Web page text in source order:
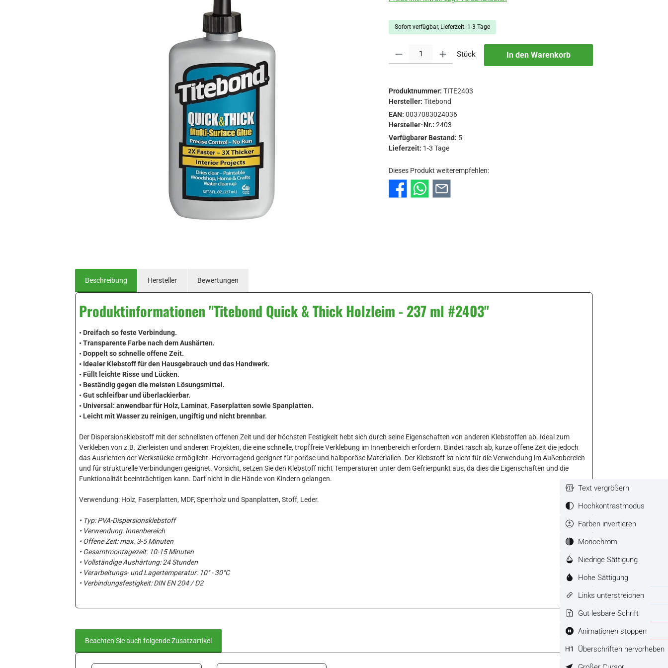
Sofort verfügbar, Lieferzeit: 1-3 Tage
Produkt Anzahl: Gib den gewünschten Wert ein oder benutze die Schaltflächen um die
Stück In den Warenkorb
Produktnummer:TITE2403
Hersteller:Titebond
EAN:0037083024036
Hersteller-Nr.:2403
Verfügbarer Bestand: 5
Lieferzeit: 1-3 Tage
Dieses Produkt weiterempfehlen:
Beschreibung Hersteller Bewertungen
Produktinformationen "Titebond Quick & Thick Holzleim - 237 ml #2403"
• Dreifach so feste Verbindung.
• Transparente Farbe nach dem Aushärten.
• Doppelt so schnelle offene Zeit.
• Idealer Klebstoff für den Hausgebrauch und das Handwerk.
• Füllt leichte Risse und Lücken.
• Beständig gegen die meisten Lösungsmittel.
• Gut schleifbar und überlackierbar.
• Universal: anwendbar für Holz, Laminat, Faserplatten sowie Spanplatten.
• Leicht mit Wasser zu reinigen, ungiftig und nicht brennbar.
Der Dispersionsklebstoff mit der schnellsten offenen Zeit und der höchsten Festigkeit hebt sich durch seine Eigenschaften von anderen Klebstoffen ab. Ideal zum
Verkleben von z.B. Zierleisten und anderen Projekten, die eine schnelle, tropffreie Verklebung im Innenbereich erfordern. Bindet rasch ab, kurze offene Zeit die jedoch
das Ausrichten der Werkstücke ermöglicht. Hervorragend geeignet für poröse und halbporöse Materialien. Der Klebstoff ist nicht für die Verwendung im Außenbereich
und für strukturelle Verbindungen geeignet. Vorsicht, setzen Sie den Klebstoff nicht Temperaturen unter dem Gefrierpunkt aus, da dies die Eigenschaften und die
Funktionalität beeinträchtigen kann. Darf nicht in die Hände von Kindern gelangen.
Verwendung: Holz, Faserplatten, MDF, Sperrholz und Spanplatten, Stoff, Leder.
• Typ: PVA-Dispersionsklebstoff
• Verwendung: Innenbereich
• Offene Zeit: max. 3-5 Minuten
• Gesamtmontagezeit: 10-15 Minuten
• Vollständige Aushärtung: 24 Stunden
• Verarbeitungs- und Lagertemperatur: 10° - 30°C
• Verbindungsfestigkeit: DIN EN 204 / D2
Beachten Sie auch folgende Zusatzartikel
Text vergrößern
Hochkontrastmodus
Farben invertieren
Monochrom
Niedrige Sättigung
Hohe Sättigung
Links unterstreichen
Gut lesbare Schrift
Animationen stoppen
Überschriften hervorheben